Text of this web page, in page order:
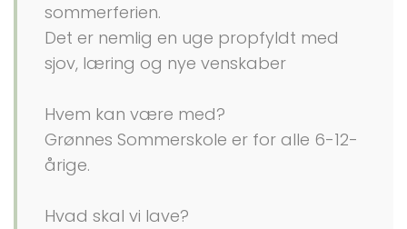
sommerferien.
Det er nemlig en uge propfyldt med
sjov, læring og nye venskaber
Hvem kan være med?
Grønnes Sommerskole er for alle 6-12-
årige.
Hvad skal vi lave?